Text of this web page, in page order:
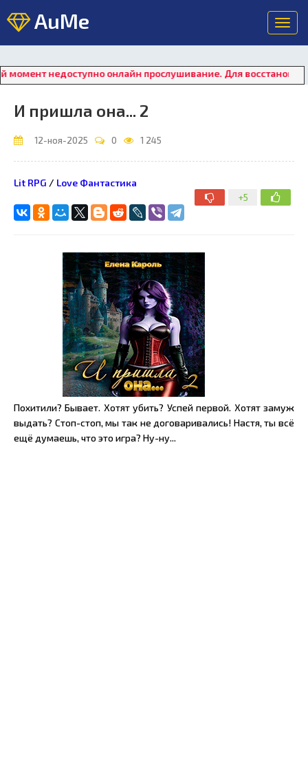
AuMe
онлайн прослушивание. Для восстановления
И пришла она... 2
12-ноя-2025 0 1 245
+5
Lit RPG / Love Фантастика
Похитили? Бывает. Хотят убить? Успей первой. Хотят замуж
выдать? Стоп-стоп, мы так не договаривались! Настя, ты всё
ещё думаешь, что это игра? Ну-ну...